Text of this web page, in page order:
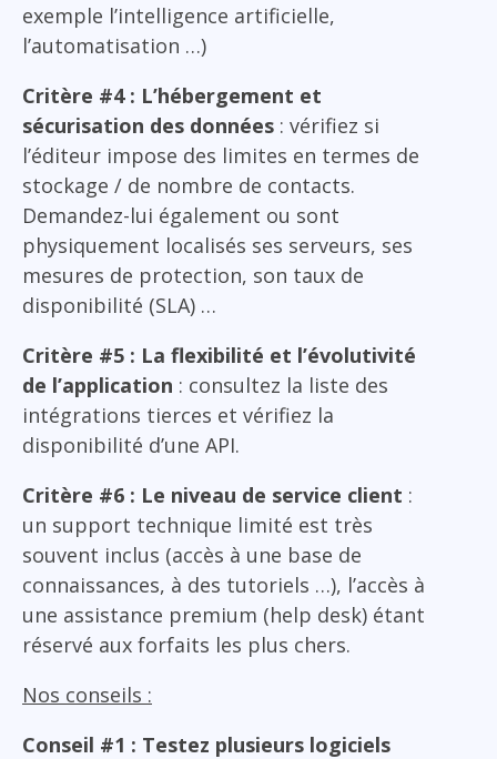
exemple l’intelligence artificielle,
l’automatisation …)
Critère #4 : L’hébergement et
sécurisation des données : vérifiez si
l’éditeur impose des limites en termes de
stockage / de nombre de contacts.
Demandez-lui également ou sont
physiquement localisés ses serveurs, ses
mesures de protection, son taux de
disponibilité (SLA) …
Critère #5 : La flexibilité et l’évolutivité
de l’application : consultez la liste des
intégrations tierces et vérifiez la
disponibilité d’une API.
Critère #6 : Le niveau de service client :
un support technique limité est très
souvent inclus (accès à une base de
connaissances, à des tutoriels …), l’accès à
une assistance premium (help desk) étant
réservé aux forfaits les plus chers.
Nos conseils :
Conseil #1 : Testez plusieurs logiciels